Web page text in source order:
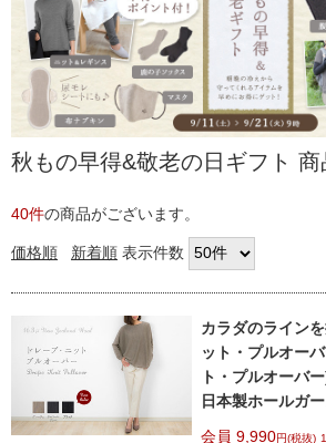
秋もの早得&敬老の日ギフト 商
40件の商品がございます。
価格順 新着順 表示件数
カラダのライン
ット・プルオー
ト・プルオーバ
日本製ホールガー
会員 9,990円(税抜)